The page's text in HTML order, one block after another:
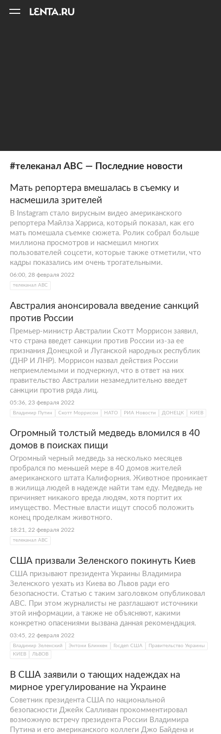
#телеканал АВС — Последние новости
Мать репортера вмешалась в съемку и
насмешила зрителей
В Instagram стало вирусным видео американского
репортера Майлза Харриса, который показал, как его
мать помешала съемке сюжета. Ролик собрал больше
миллиона просмотров и насмешил многих
пользователей соцсети, которые также отметили, что
кадры показались им очень трогательными.
06:00, 28 февраля 2022
телеканал АВС
Австралия анонсировала введение санкций
против России
Премьер-министр Австралии Скотт Моррисон заявил,
что страна введет санкции против России из-за ее
признания Донецкой и Луганской народных республик
(ДНР И ЛНР). Моррисон назвал действия России
неприемлемыми и подчеркнул, что в ответ на них
правительство Австралии незамедлительно введет
санкции против ряда лиц.
05:36, 23 февраля 2022
Владимир Путин Скотт Моррисон НАТО РИА Новости ДОНЕЦК КИЕВ
Огромный толстый медведь вломился в 40
домов в поисках пищи
Огромный черный медведь за несколько месяцев
пробрался по меньшей мере в 40 домов жителей
американского штата Калифорния. Животное проникает
в жилища людей в надежде найти там еду. Медведь не
причиняет никакого вреда людям, хотя портит их
имущество. Местные власти ищут способ положить
конец проделкам животного.
18:21, 22 февраля 2022
телеканал АВС
США призвали Зеленского покинуть Киев
США призывают президента Украины Владимира
Зеленского уехать из Киева во Львов ради его
безопасности. Статью с таким заголовком опубликовал
ABC. При этом журналисты не разглашают источники
этой информации, а также не объясняют, какими
конкретно опасениями вызвана данная рекомендация.
03:45, 22 февраля 2022
Владимир Зеленский Энтони Блинкен Госдеп США
Правительство Украины
КИЕВ
ЛЬВОВ
В США заявили о тающих надеждах на
мирное урегулирование на Украине
Советник президента США по национальной
безопасности Джейк Салливан прокомментировал
возможную встречу президента России Владимира
Путина и его американского коллеги Джо Байдена и